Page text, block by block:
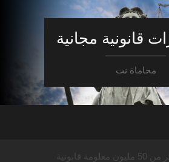
قانونية مجانية
محاماة نت
قانونية